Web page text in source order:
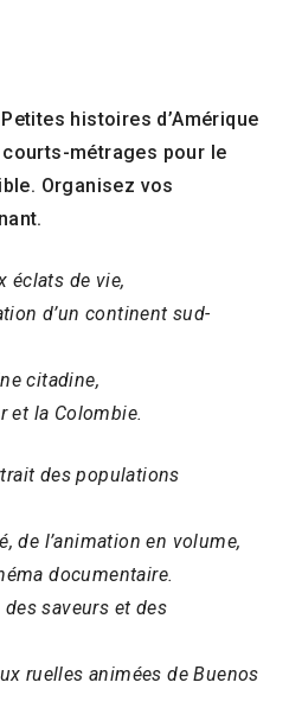
histoires d’Amérique
métrages pour le
Organisez vos
éclats de vie,
d’un continent sud-
citadine,
et la Colombie.
des populations
de l’animation en volume,
documentaire.
des saveurs et des
ruelles animées de Buenos